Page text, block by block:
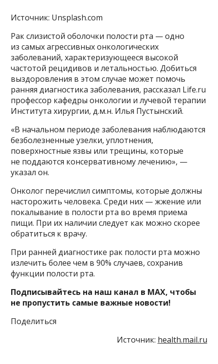
Источник: Unsplash.com
Рак слизистой оболочки полости рта — одно
из самых агрессивных онкологических
заболеваний, характеризующееся высокой
частотой рецидивов и летальностью. Добиться
выздоровления в этом случае может помочь
ранняя диагностика заболевания, рассказал Life.ru
профессор кафедры онкологии и лучевой терапии
Института хирургии, д.м.н. Илья Пустынский.
«В начальном периоде заболевания наблюдаются
безболезненные узелки, уплотнения,
поверхностные язвы или трещины, которые
не поддаются консервативному лечению», —
указал он.
Онколог перечислил симптомы, которые должны
насторожить человека. Среди них — жжение или
покалывание в полости рта во время приема
пищи. При их наличии следует как можно скорее
обратиться к врачу.
При ранней диагностике рак полости рта можно
излечить более чем в 90% случаев, сохранив
функции полости рта.
Подписывайтесь на наш канал в MAX, чтобы
не пропустить самые важные новости!
Поделиться
Источник: health.mail.ru